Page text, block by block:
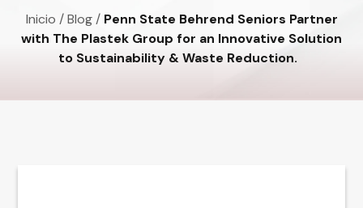
Inicio /Blog/ Penn State Behrend Seniors Partner
with The Plastek Group for an Innovative Solution
to Sustainability & Waste Reduction.